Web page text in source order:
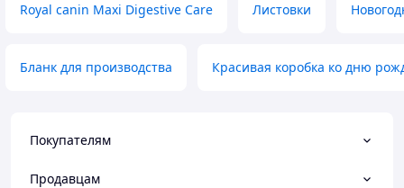
Royal canin Maxi Digestive Care Листовки
Бланк для производства Красивая коробка ко дню
Покупателям
Продавцам